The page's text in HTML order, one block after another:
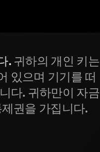
.귀하의 개인 키는
있으며 기기를 떠
다. 귀하만이 자금
권을 가집니다.